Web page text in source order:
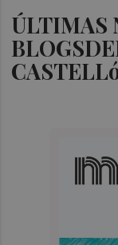
ÚLTIMAS